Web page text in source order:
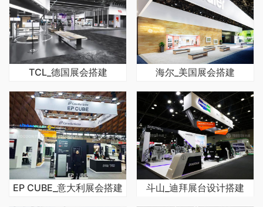
TCL_德国展会搭建 海尔_美国展会搭建
EP CUBE_意大利展会搭建 斗山_迪拜展台设计搭建